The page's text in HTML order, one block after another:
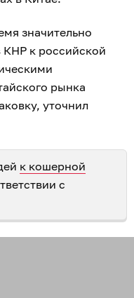
значительно
КНР к российской
рынка
уточнил
к кошерной
с